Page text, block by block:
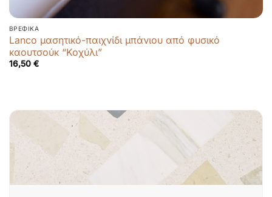
ΒΡΕΦΙΚΆ
Lanco μασητικό-παιχνίδι μπάνιου από φυσικό
καουτσούκ “Κοχύλι”
16,50 €